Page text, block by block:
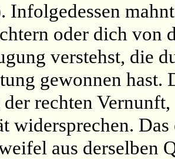
Infolgedessen
oder dich von
verstehst, die
gewonnen
rechten
widersprechen. Das
aus derselben